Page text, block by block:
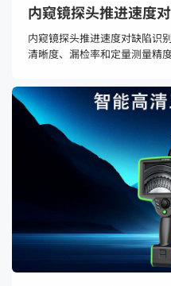
内窥镜探头推进速度
内窥镜探头推进速度对缺陷识
清晰度、漏检率和定量测量精
速度过快都会导致图像模糊拖
纹、点蚀、缩松）漏检；速度